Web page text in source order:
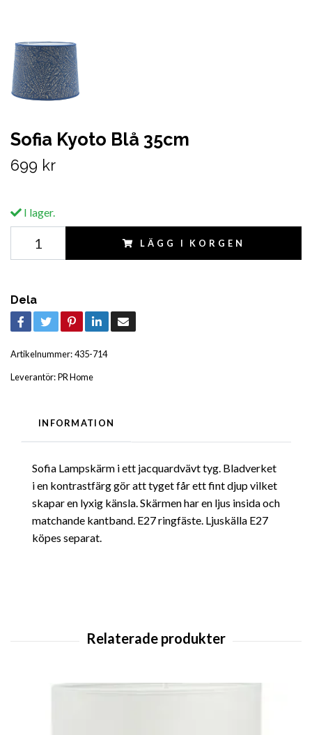
Sofia Kyoto Blå 35cm
699 kr
I lager.
LÄGG I KORGEN
Dela
Artikelnummer:435-714
Leverantör:PR Home
INFORMATION
Sofia Lampskärm i ett jacquardvävt tyg. Bladverket
i en kontrastfärg gör att tyget får ett fint djup vilket
skapar en lyxig känsla. Skärmen har en ljus insida och
matchande kantband. E27 ringfäste. Ljuskälla E27
köpes separat.